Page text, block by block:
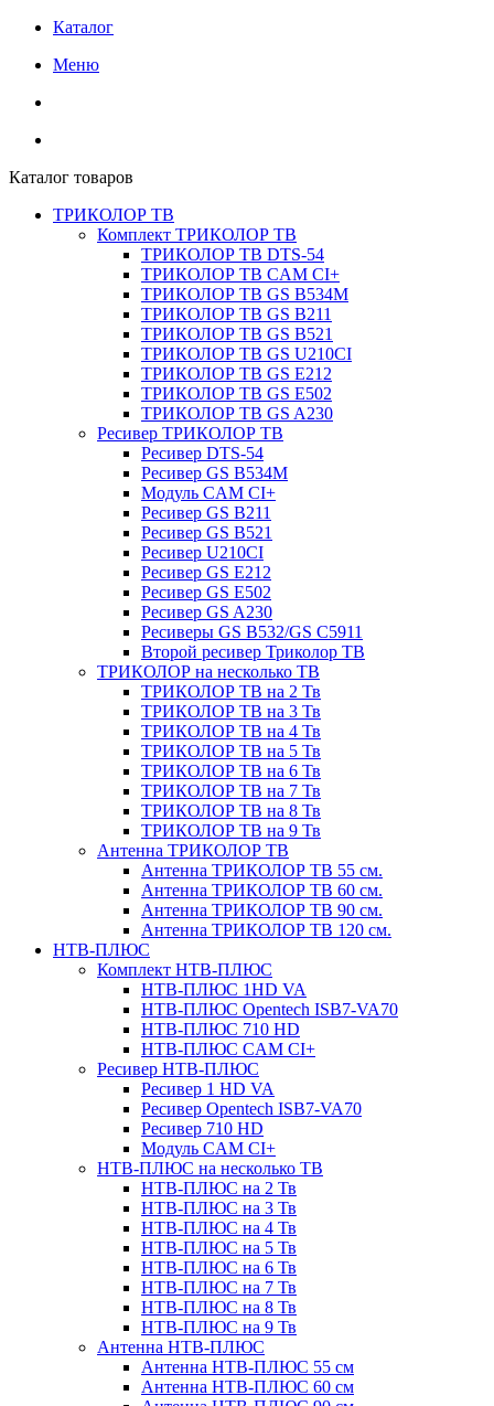
Каталог
Меню
Каталог товаров
ТРИКОЛОР ТВ
Комплект ТРИКОЛОР ТВ
ТРИКОЛОР ТВ DTS-54
ТРИКОЛОР ТВ CAM CI+
ТРИКОЛОР ТВ GS B534M
ТРИКОЛОР ТВ GS B211
ТРИКОЛОР ТВ GS B521
ТРИКОЛОР ТВ GS U210CI
ТРИКОЛОР ТВ GS E212
ТРИКОЛОР ТВ GS E502
ТРИКОЛОР ТВ GS A230
Ресивер ТРИКОЛОР ТВ
Ресивер DTS-54
Ресивер GS B534M
Модуль CAM CI+
Ресивер GS B211
Ресивер GS B521
Ресивер U210CI
Ресивер GS E212
Ресивер GS E502
Ресивер GS A230
Ресиверы GS B532/GS C5911
Второй ресивер Триколор ТВ
ТРИКОЛОР на несколько ТВ
ТРИКОЛОР ТВ на 2 Тв
ТРИКОЛОР ТВ на 3 Тв
ТРИКОЛОР ТВ на 4 Тв
ТРИКОЛОР ТВ на 5 Тв
ТРИКОЛОР ТВ на 6 Тв
ТРИКОЛОР ТВ на 7 Тв
ТРИКОЛОР ТВ на 8 Тв
ТРИКОЛОР ТВ на 9 Тв
Антенна ТРИКОЛОР ТВ
Антенна ТРИКОЛОР ТВ 55 см.
Антенна ТРИКОЛОР ТВ 60 см.
Антенна ТРИКОЛОР ТВ 90 см.
Антенна ТРИКОЛОР ТВ 120 см.
НТВ-ПЛЮС
Комплект НТВ-ПЛЮС
НТВ-ПЛЮС 1HD VA
НТВ-ПЛЮС Opentech ISB7-VA70
НТВ-ПЛЮС 710 HD
НТВ-ПЛЮС CAM CI+
Ресивер НТВ-ПЛЮС
Ресивер 1 HD VA
Ресивер Opentech ISB7-VA70
Ресивер 710 HD
Модуль CAM CI+
НТВ-ПЛЮС на несколько ТВ
НТВ-ПЛЮС на 2 Тв
НТВ-ПЛЮС на 3 Тв
НТВ-ПЛЮС на 4 Тв
НТВ-ПЛЮС на 5 Тв
НТВ-ПЛЮС на 6 Тв
НТВ-ПЛЮС на 7 Тв
НТВ-ПЛЮС на 8 Тв
НТВ-ПЛЮС на 9 Тв
Антенна НТВ-ПЛЮС
Антенна НТВ-ПЛЮС 55 см
Антенна НТВ-ПЛЮС 60 см